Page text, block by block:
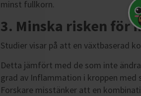
minst fullkorn.
3. Minska risken för
Studier visar på att en växtbaserad
Detta jämfört med de som inte
grad av Inflammation i kroppen med
Forskare misstänker att en